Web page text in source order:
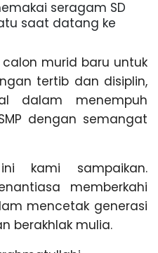
seragam SD
saat datang ke
murid baru untuk
tertib dan disiplin,
dalam menempuh
dengan semangat
kami sampaikan.
memberkahi
mencetak generasi
berakhlak mulia.